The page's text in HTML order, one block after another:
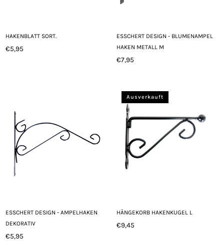
HAKENBLATT SORT.
Normaler
€5,95
ESSCHERT DESIGN - BLUMENAMPEL
HAKEN METALL M
Normaler
€7,95
ESSCHERT DESIGN - AMPELHAKEN
DEKORATIV
Normaler
€5,95
Ausverkauft
HÄNGEKORB HAKENKUGEL L
Normaler
€9,45